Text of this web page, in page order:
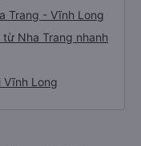
Trang - Vĩnh Long
Nha Trang nhanh
Long